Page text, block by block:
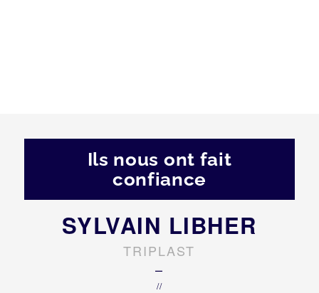
Ils nous ont fait
confiance
SYLVAIN LIBHER
TRIPLAST
–
//